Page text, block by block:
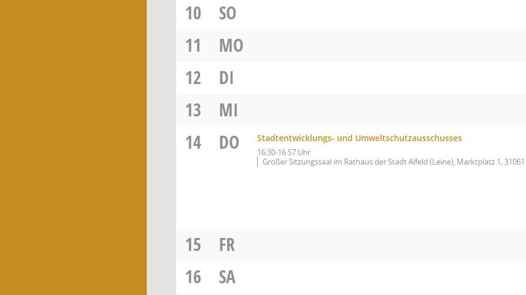
10
SO
11
MO
12
DI
13
MI
14
DO Stadtentwicklungs- und Umweltschutzausschusses
16:30-16:57 Uhr
Großer Sitzungssaal im Rathaus der Stadt Alfeld (Leine), Marktplatz 1,
15
FR
16
SA